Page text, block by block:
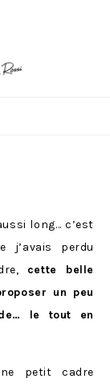
long… c’est
j’avais perdu
cette belle
un peu
le tout en
petit cadre